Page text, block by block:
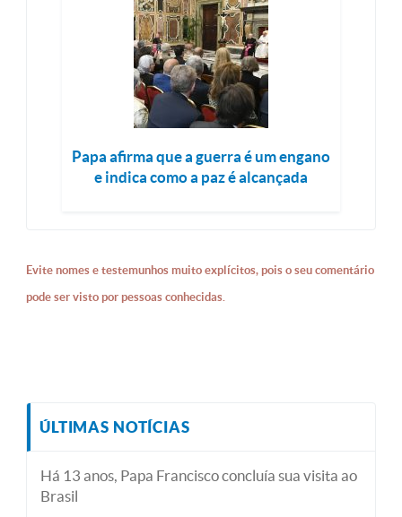
Papa afirma que a guerra é um engano
e indica como a paz é alcançada
Evite nomes e testemunhos muito explícitos, pois o seu comentário
pode ser visto por pessoas conhecidas.
ÚLTIMAS NOTÍCIAS
Há 13 anos, Papa Francisco concluía sua visita ao
Brasil